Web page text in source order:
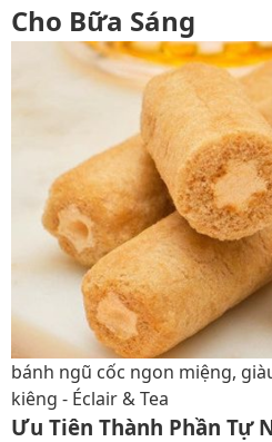
Cho Bữa Sáng
bánh ngũ cốc ngon miệng,
kiêng - Éclair & Tea
Ưu Tiên Thành Phần Tự